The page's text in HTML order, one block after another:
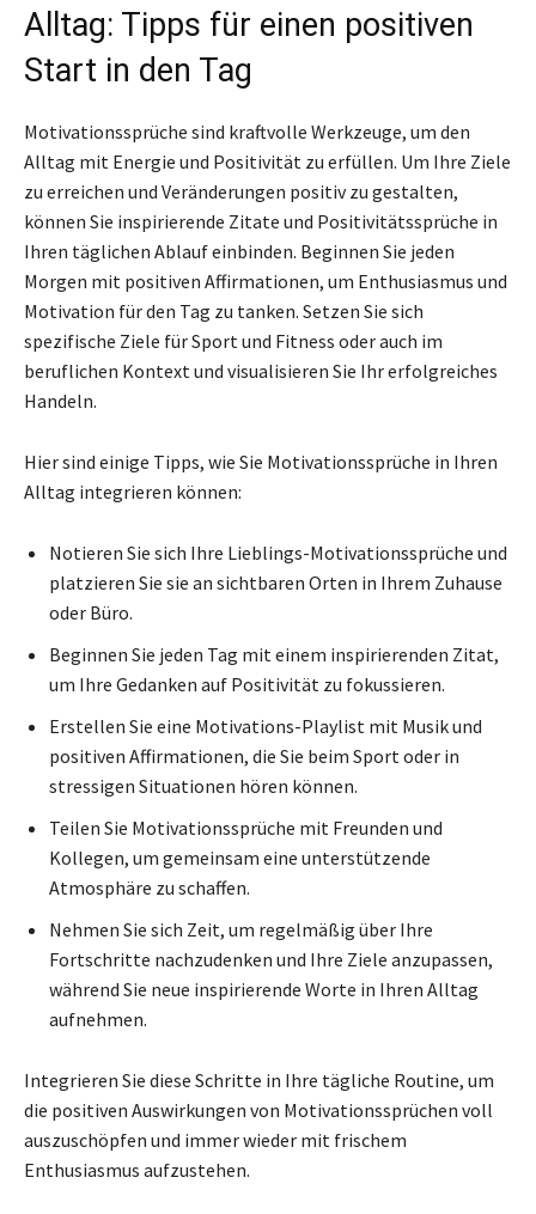
Alltag: Tipps für einen positiven
Start in den Tag
Motivationssprüche sind kraftvolle Werkzeuge, um den
Alltag mit Energie und Positivität zu erfüllen. Um Ihre Ziele
zu erreichen und Veränderungen positiv zu gestalten,
können Sie inspirierende Zitate und Positivitätssprüche in
Ihren täglichen Ablauf einbinden. Beginnen Sie jeden
Morgen mit positiven Affirmationen, um Enthusiasmus und
Motivation für den Tag zu tanken. Setzen Sie sich
spezifische Ziele für Sport und Fitness oder auch im
beruflichen Kontext und visualisieren Sie Ihr erfolgreiches
Handeln.
Hier sind einige Tipps, wie Sie Motivationssprüche in Ihren
Alltag integrieren können:
Notieren Sie sich Ihre Lieblings-Motivationssprüche und
platzieren Sie sie an sichtbaren Orten in Ihrem Zuhause
oder Büro.
Beginnen Sie jeden Tag mit einem inspirierenden Zitat,
um Ihre Gedanken auf Positivität zu fokussieren.
Erstellen Sie eine Motivations-Playlist mit Musik und
positiven Affirmationen, die Sie beim Sport oder in
stressigen Situationen hören können.
Teilen Sie Motivationssprüche mit Freunden und
Kollegen, um gemeinsam eine unterstützende
Atmosphäre zu schaffen.
Nehmen Sie sich Zeit, um regelmäßig über Ihre
Fortschritte nachzudenken und Ihre Ziele anzupassen,
während Sie neue inspirierende Worte in Ihren Alltag
aufnehmen.
Integrieren Sie diese Schritte in Ihre tägliche Routine, um
die positiven Auswirkungen von Motivationssprüchen voll
auszuschöpfen und immer wieder mit frischem
Enthusiasmus aufzustehen.